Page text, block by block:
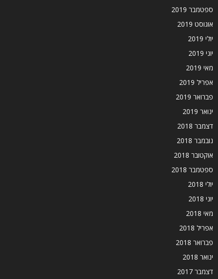
ספטמבר 2019
אוגוסט 2019
יולי 2019
יוני 2019
מאי 2019
אפריל 2019
פברואר 2019
ינואר 2019
דצמבר 2018
נובמבר 2018
אוקטובר 2018
ספטמבר 2018
יולי 2018
יוני 2018
מאי 2018
אפריל 2018
פברואר 2018
ינואר 2018
דצמבר 2017